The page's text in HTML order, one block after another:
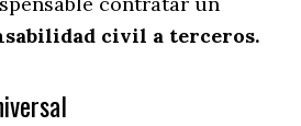
civil a terceros.